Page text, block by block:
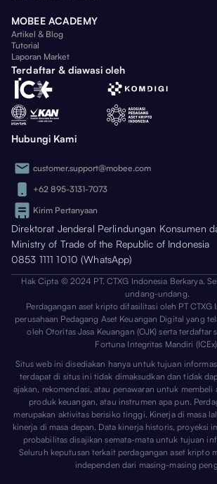
MOBEE ACADEMY
Artikel & Blog
Tutorial
Laporan Market
Terdaftar & diawasi oleh
Hubungi Kami
customer.support@mobee.com
+62 895-3131-7073
Kirim Pertanyaan
Direktorat Jenderal Perlindungan Konsumen
Ministry of Trade of the Republic of Indonesia
0853 1111 1010 (WhatsApp)
Hak Cipta © 2024 PT. CTXG Indonesia Berkarya.
undang-undang.
Perdagangan aset kripto difasilitasi oleh PT CTXG
perusahaan Pedagang Aset Keuangan Digital yang
oleh Otoritas Jasa Keuangan (OJK) serta terdaftar
Fortuna Integritas Mandiri
Situs web ini disediakan hanya untuk tujuan
terdapat di situs ini tidak dimaksudkan dan tidak
ajakan, rekomendasi, atau penawaran untuk membeli
produk keuangan, atau instrumen apa pun.
merupakan aktivitas berisiko tinggi. Kinerja di masa
kinerja di masa depan. Data kinerja historis, proyeksi
probabilitas disajikan semata-mata untuk tujuan
Seluruh keputusan terkait perdagangan aset kripto
independen dari masing-masing